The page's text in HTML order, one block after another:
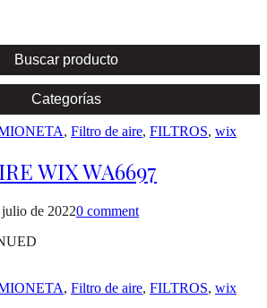
Buscar producto
Categorías
, Filtro de aire, FILTROS, wix
WIX WA6697
julio de 20220 comment
, Filtro de aire, FILTROS, wix